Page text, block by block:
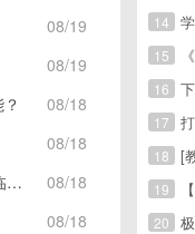
08/19
08/19
08/18
08/18
08/18
08/18
14
15
16
17
18
[
19
20